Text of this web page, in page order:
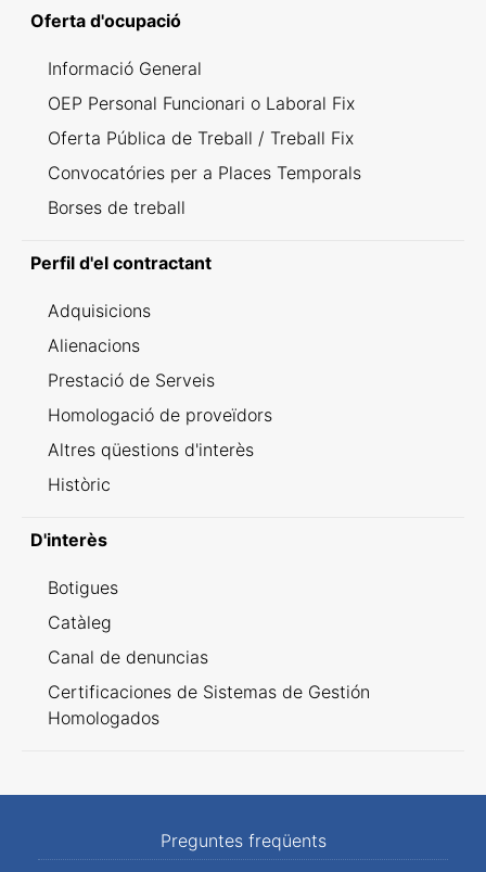
Oferta d'ocupació
Informació General
OEP Personal Funcionari o Laboral Fix
Oferta Pública de Treball / Treball Fix
Convocatóries per a Places Temporals
Borses de treball
Perfil d'el contractant
Adquisicions
Alienacions
Prestació de Serveis
Homologació de proveïdors
Altres qüestions d'interès
Històric
D'interès
Botigues
Catàleg
Canal de denuncias
Certificaciones de Sistemas de Gestión
Homologados
Preguntes freqüents